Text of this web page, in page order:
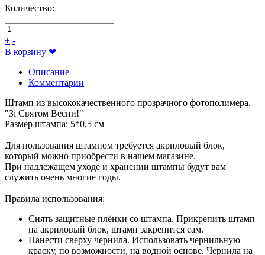
Количество:
+ -
В корзину ❤
Описание
Комментарии
Штамп из высококачественного прозрачного фотополимера.
"Зі Святом Весни!"
Размер штампа: 5*0,5 см
Для пользования штампом требуется акриловый блок,
который можно приобрести в нашем магазине.
При надлежащем уходе и хранении штампы будут вам
служить очень многие годы.
Правила использования:
Снять защитные плёнки со штампа. Прикрепить штамп
на акриловый блок, штамп закрепится сам.
Нанести сверху чернила. Использовать чернильную
краску, по возможности, на водной основе. Чернила на